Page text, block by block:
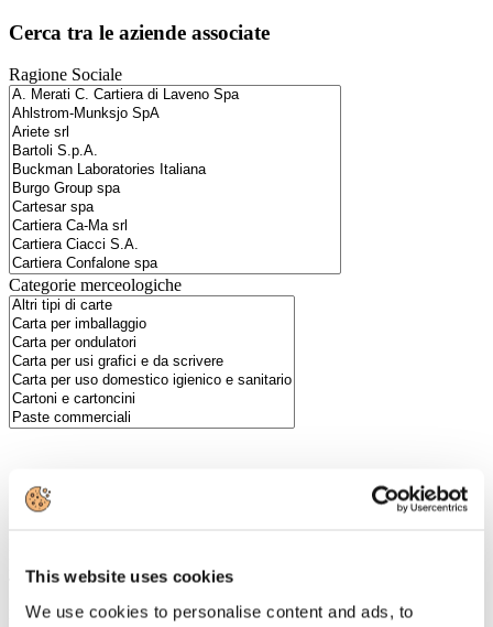
This website uses cookies
We use cookies to personalise content and ads, to
Cerca tra le aziende associate
Ragione Sociale
Categorie merceologiche
Tel. +39 02-290.03018 r.a
Fax. +39 02-290.033.96